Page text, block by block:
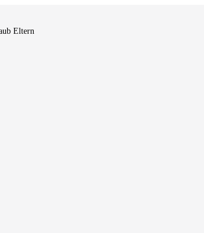
Eltern